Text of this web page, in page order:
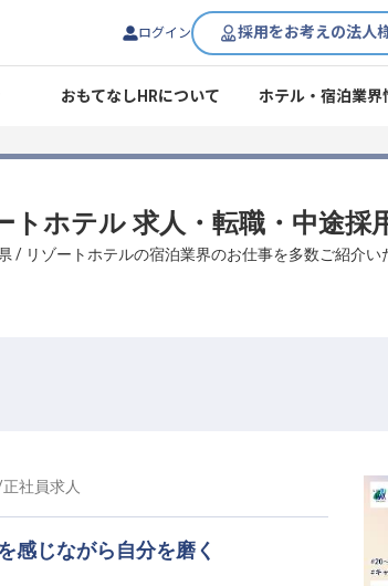
ログイン 採用をお考えの法人
おもてなしHRについて ホテル・宿泊業界
トホテル 求人・転職・中途採
/ リゾートホテルの宿泊業界のお仕事を多数ご紹介い
正社員求人
感じながら自分を磨く